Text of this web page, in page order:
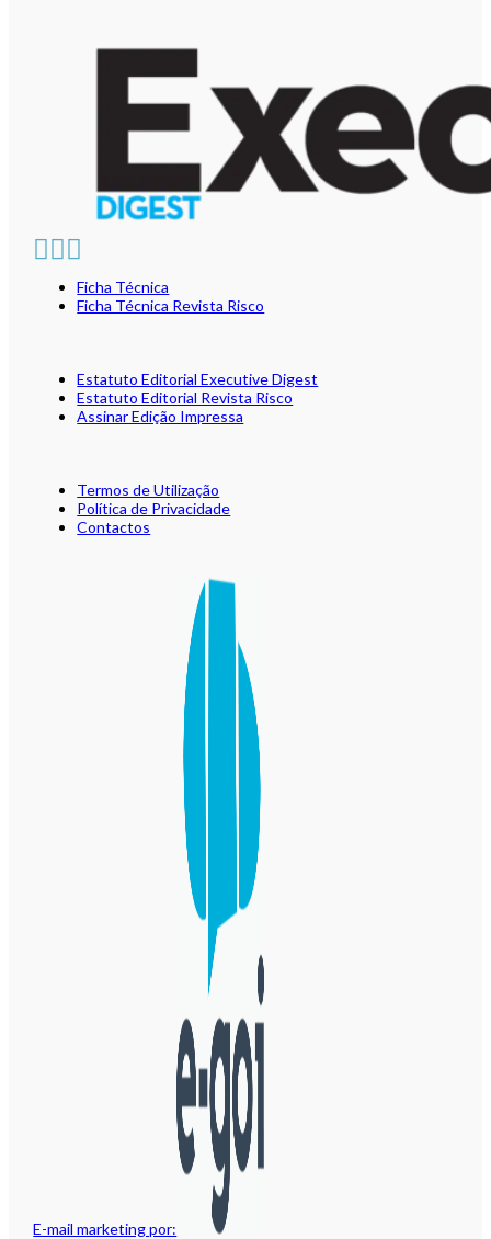
E-mail marketing por:
Ficha Técnica
Ficha Técnica Revista Risco
Estatuto Editorial Executive Digest
Estatuto Editorial Revista Risco
Assinar Edição Impressa
Termos de Utilização
Política de Privacidade
Contactos